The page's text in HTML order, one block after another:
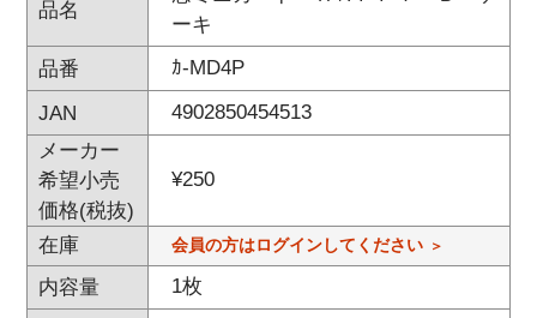
品名
ーキ
品番
ｶ-MD4P
JAN
4902850454513
メーカー
希望小売
価格(税抜)
¥250
在庫 会員の方はログインしてください
内容量 1枚